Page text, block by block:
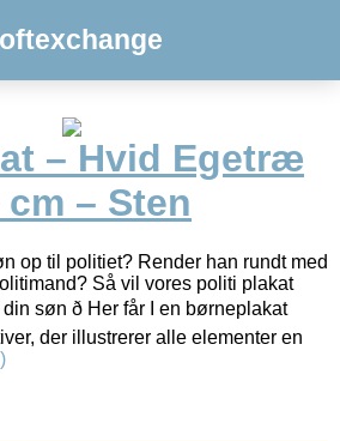
– Hvid Egetræ
– Sten
op til politiet? Render han rundt med
Så vil vores politi plakat
søn ð Her får I en børneplakat
der illustrerer alle elementer en